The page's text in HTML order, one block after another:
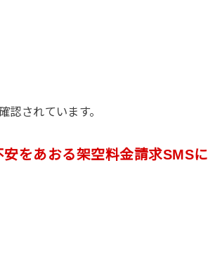
認されています。
をあおる架空料金請求SMSに